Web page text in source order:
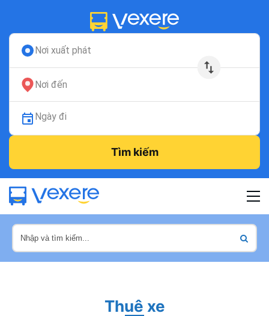
Nơi xuất phát
Nơi đến
Ngày đi
Tìm kiếm
Thuê xe